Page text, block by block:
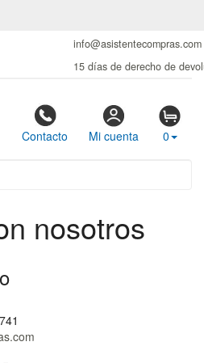
info@asistentecompras.com
15 días de derecho de
Contacto Mi cuenta 0
nosotros